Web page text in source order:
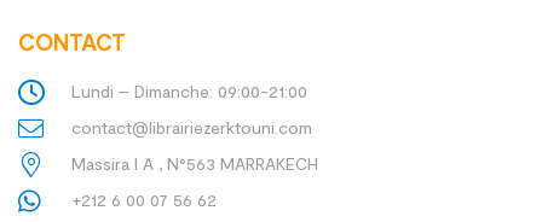
CONTACT
Lundi – Dimanche: 09:00-21:00
contact@librairiezerktouni.com
Massira I A , N°563 MARRAKECH
+212 6 00 07 56 62